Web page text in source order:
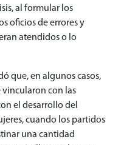
al formular los
oficios de errores y
atendidos o lo
que, en algunos casos,
vincularon con las
el desarrollo del
cuando los partidos
una cantidad